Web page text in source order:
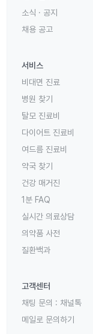
소식 · 공지
채용 공고
서비스
비대면 진료
병원 찾기
탈모 진료비
다이어트 진료비
여드름 진료비
약국 찾기
건강 매거진
1분 FAQ
실시간 의료상담
의약품 사전
질환백과
고객센터
채팅 문의 : 채널톡
메일로 문의하기